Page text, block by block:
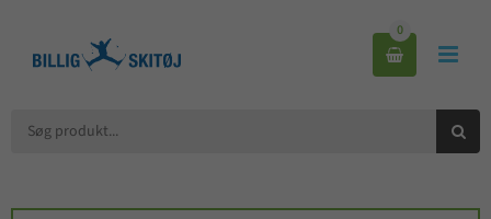


0
